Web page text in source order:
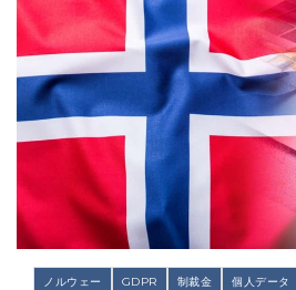
ノルウェー GDPR 制裁金 個人データ